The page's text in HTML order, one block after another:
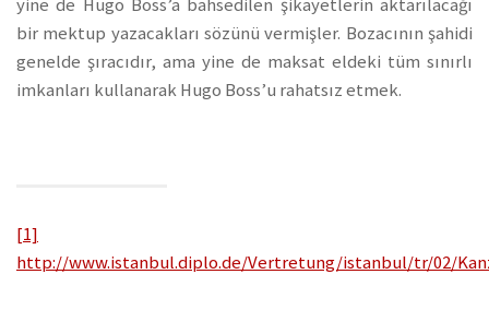
yine de Hugo Boss’a bahsedilen şikayetlerin aktarılacağı
bir mektup yazacakları sözünü vermişler. Bozacının şahidi
genelde şıracıdır, ama yine de maksat eldeki tüm sınırlı
imkanları kullanarak Hugo Boss’u rahatsız etmek.
[1]
http://www.istanbul.diplo.de/Vertretung/istanbul/tr/02/